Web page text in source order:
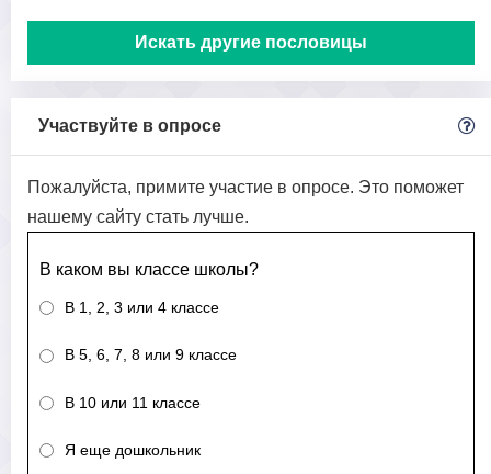
Искать другие пословицы
Участвуйте в опросе
Пожалуйста, примите участие в опросе. Это поможет
нашему сайту стать лучше.
В каком вы классе школы?
В 1, 2, 3 или 4 классе
В 5, 6, 7, 8 или 9 классе
В 10 или 11 классе
Я еще дошкольник